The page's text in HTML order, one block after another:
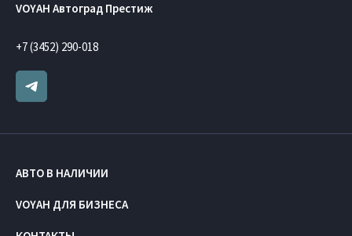
VOYAH Автоград Престиж
+7 (3452) 290-018
АВТО В НАЛИЧИИ
VOYAH ДЛЯ БИЗНЕСА